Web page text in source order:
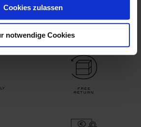
Cookies zulassen
notwendige Cookies
$4,370.00
BENEFITS
free
return